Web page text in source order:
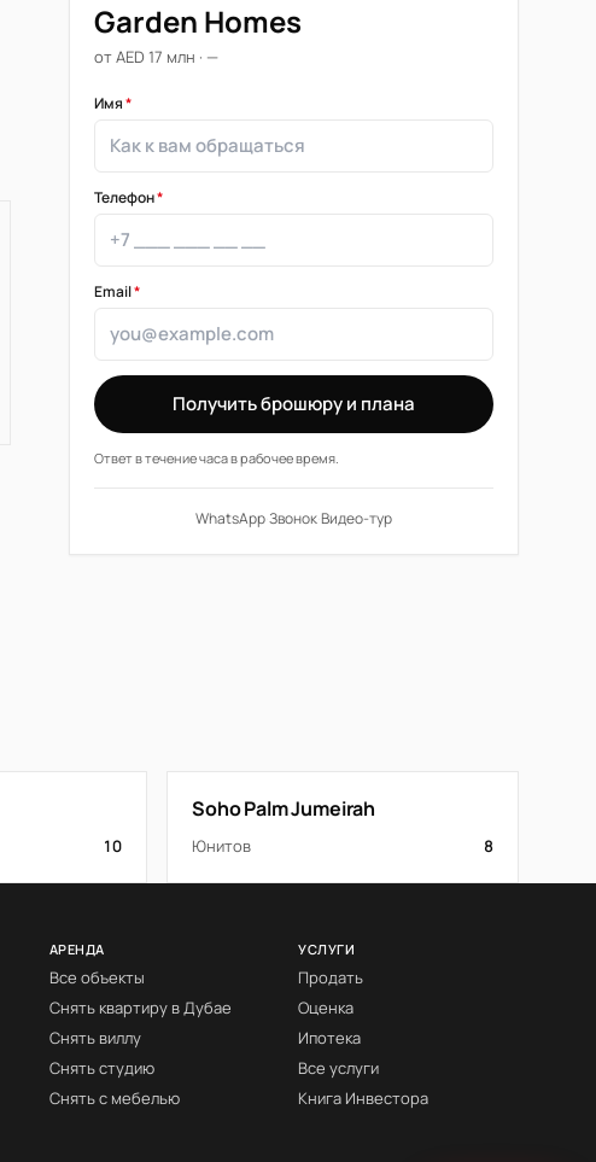
Garden Homes
от AED 17 млн · —
Имя*
Телефон*
Email*
Получить брошюру и плана
Ответ в течение часа в рабочее время.
WhatsApp·Звонок·Видео-тур
10
Soho Palm Jumeirah
Юнитов 8
АРЕНДА
Все объекты
Снять квартиру в Дубае
Снять виллу
Снять студию
Снять с мебелью
УСЛУГИ
Продать
Оценка
Ипотека
Все услуги
Книга Инвестора